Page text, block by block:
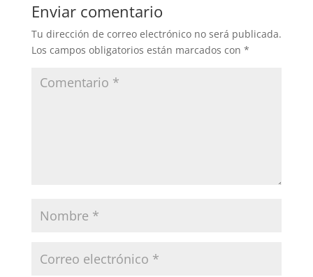
Enviar comentario
Tu dirección de correo electrónico no será publicada.
Los campos obligatorios están marcados con *